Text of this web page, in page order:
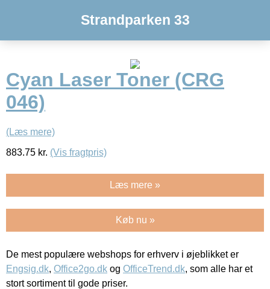
Strandparken 33
Cyan Laser Toner (CRG
046)
(Læs mere)
883.75 kr. (Vis fragtpris)
Læs mere »
Køb nu »
De mest populære webshops for erhverv i øjeblikket er
Engsig.dk, Office2go.dk og OfficeTrend.dk, som alle har et
stort sortiment til gode priser.